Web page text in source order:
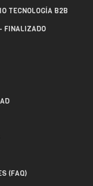
TECNOLOGÍA B2B
FINALIZADO
(FAQ)